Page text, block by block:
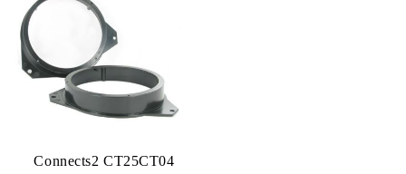
Connects2 CT25CT04